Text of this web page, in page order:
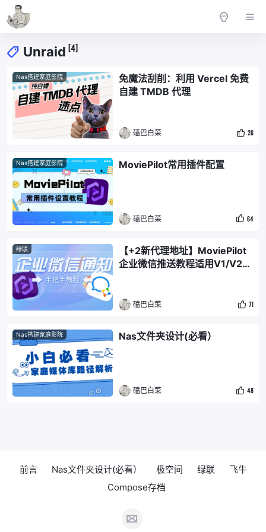
Unraid [4]
Nas搭建家庭影院
免魔法刮削：利用 Vercel 免费
自建 TMDB 代理
磕巴白菜 26
Nas搭建家庭影院 MoviePilot常用插件配置
磕巴白菜 64
绿联
【+2新代理地址】MoviePilot
企业微信推送教程适用V1/V2版
磕巴白菜 71
Nas搭建家庭影院 Nas文件夹设计(必看）
磕巴白菜 48
前言 Nas文件夹设计(必看） 极空间 绿联
飞牛
Compose存档